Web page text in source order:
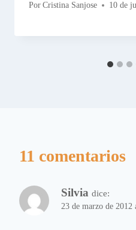
Por Cristina Sanjose 10 de
11 comentarios
Silvia dice:
23 de marzo de 2012